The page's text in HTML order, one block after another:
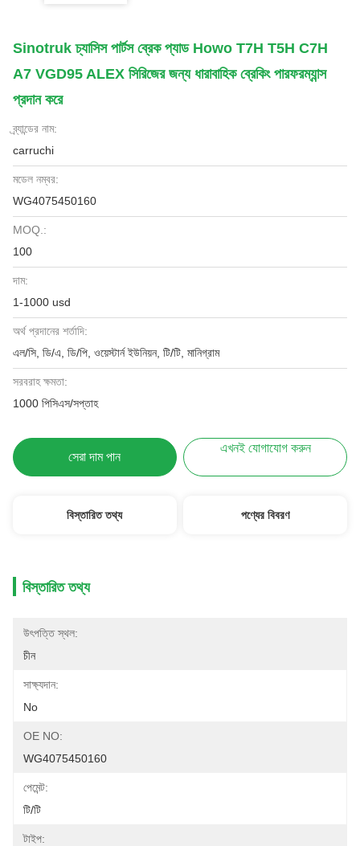
Sinotruk চ্যাসিস পার্টস ব্রেক প্যাড Howo T7H T5H C7H
A7 VGD95 ALEX সিরিজের জন্য ধারাবাহিক ব্রেকিং পারফরম্যান্স
প্রদান করে
ব্র্যান্ডের নাম:
carruchi
মডেল নম্বর:
WG4075450160
MOQ.:
100
দাম:
1-1000 usd
অর্থ প্রদানের শর্তাদি:
এল/সি, ডি/এ, ডি/পি, ওয়েস্টার্ন ইউনিয়ন, টি/টি, মানিগ্রাম
সরবরাহ ক্ষমতা:
1000 পিসিএস/সপ্তাহ
সেরা দাম পান
এখনই যোগাযোগ করুন
বিস্তারিত তথ্য পণ্যের বিবরণ
বিস্তারিত তথ্য
উৎপত্তি স্থল:
চীন
সাক্ষ্যদান:
No
OE NO:
WG4075450160
পেমেন্ট:
টি/টি
টাইপ: